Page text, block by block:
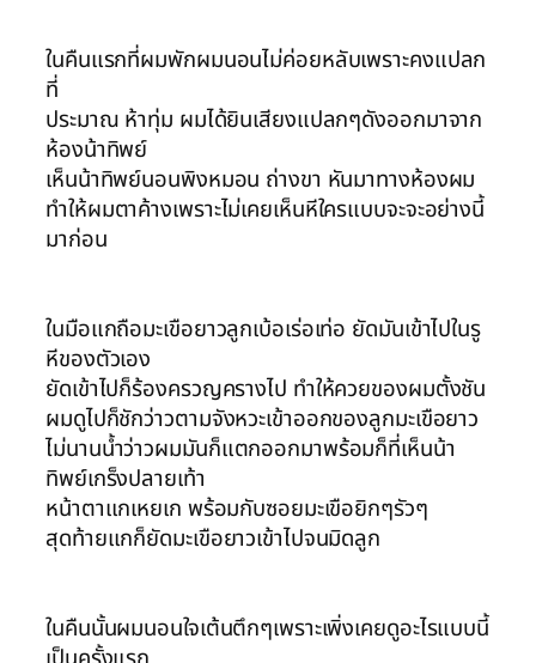
ในคืนแรกที่ผมพักผมนอนไม่ค่อยหลับเพราะคงแปลก
ที่
ประมาณ ห้าทุ่ม ผมได้ยินเสียงแปลกๆดังออกมาจาก
ห้องน้าทิพย์
เห็นน้าทิพย์นอนพิงหมอน ถ่างขา หันมาทางห้องผม
ทำให้ผมตาค้างเพราะไม่เคยเห็นหีใครแบบจะจะอย่างนี้
มาก่อน
ในมือแกถือมะเขือยาวลูกเบ้อเร่อเท่อ ยัดมันเข้าไปในรู
หีของตัวเอง
ยัดเข้าไปก็ร้องครวญครางไป ทำให้ควยของผมตั้งชัน
ผมดูไปก็ชักว่าวตามจังหวะเข้าออกของลูกมะเขือยาว
ไม่นานน้ำว่าวผมมันก็แตกออกมาพร้อมก็ที่เห็นน้า
ทิพย์เกร็งปลายเท้า
หน้าตาแกเหยเก พร้อมกับซอยมะเขือยิกๆรัวๆ
สุดท้ายแกก็ยัดมะเขือยาวเข้าไปจนมิดลูก
ในคืนนั้นผมนอนใจเต้นตึกๆเพราะเพิ่งเคยดูอะไรแบบนี้